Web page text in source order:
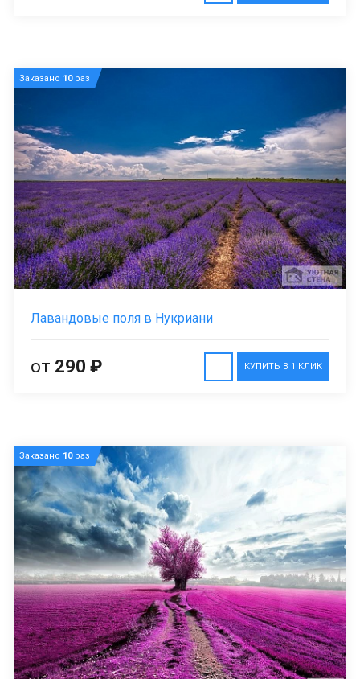
Заказано 10раз
Лавандовые поля в Нукриани
КУПИТЬ В 1 КЛИК
от 290 ₽
Заказано 10раз